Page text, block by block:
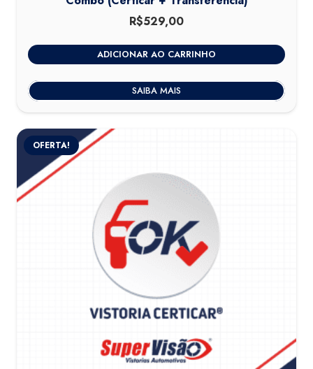
R$529,00
ADICIONAR AO CARRINHO
SAIBA MAIS
OFERTA!